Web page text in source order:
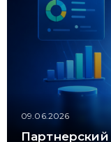
09.06.2026